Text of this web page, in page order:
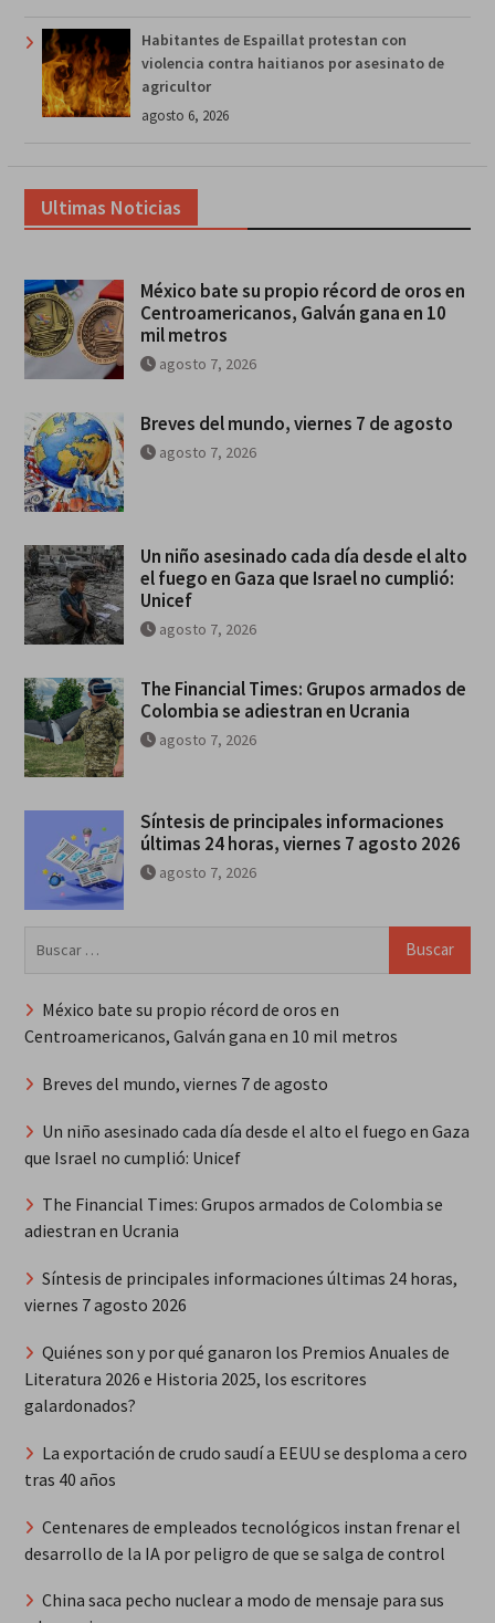
Habitantes de Espaillat protestan con
violencia contra haitianos por asesinato de
agricultor
agosto 6, 2026
Ultimas Noticias
México bate su propio récord de oros en
Centroamericanos, Galván gana en 10
mil metros
agosto 7, 2026
Breves del mundo, viernes 7 de agosto
agosto 7, 2026
Un niño asesinado cada día desde el alto
el fuego en Gaza que Israel no cumplió:
Unicef
agosto 7, 2026
The Financial Times: Grupos armados de
Colombia se adiestran en Ucrania
agosto 7, 2026
Síntesis de principales informaciones
últimas 24 horas, viernes 7 agosto 2026
agosto 7, 2026
México bate su propio récord de oros en
Centroamericanos, Galván gana en 10 mil metros
Breves del mundo, viernes 7 de agosto
Un niño asesinado cada día desde el alto el fuego en Gaza
que Israel no cumplió: Unicef
The Financial Times: Grupos armados de Colombia se
adiestran en Ucrania
Síntesis de principales informaciones últimas 24 horas,
viernes 7 agosto 2026
Quiénes son y por qué ganaron los Premios Anuales de
Literatura 2026 e Historia 2025, los escritores
galardonados?
La exportación de crudo saudí a EEUU se desploma a cero
tras 40 años
Centenares de empleados tecnológicos instan frenar el
desarrollo de la IA por peligro de que se salga de control
China saca pecho nuclear a modo de mensaje para sus